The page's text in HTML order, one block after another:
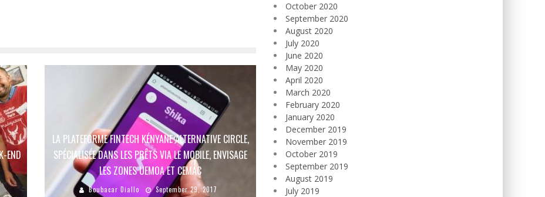
END
LA PLATEFORME FINTECH KÉNYANE ALTERNATIVE CIRCLE,
SPÉCIALISÉE DANS LES PRÊTS VIA LE MOBILE, ENVISAGE
LES ZONES UEMOA ET CEMAC
Boubacar Diallo September 29, 2017
October 2020
September 2020
August 2020
July 2020
June 2020
May 2020
April 2020
March 2020
February 2020
January 2020
December 2019
November 2019
October 2019
September 2019
August 2019
July 2019